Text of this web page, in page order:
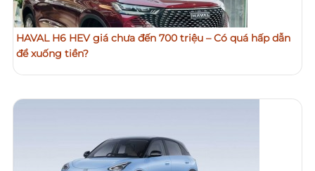
HAVAL H6 HEV giá chưa đến 700 triệu – Có quá hấp dẫn
để xuống tiền?